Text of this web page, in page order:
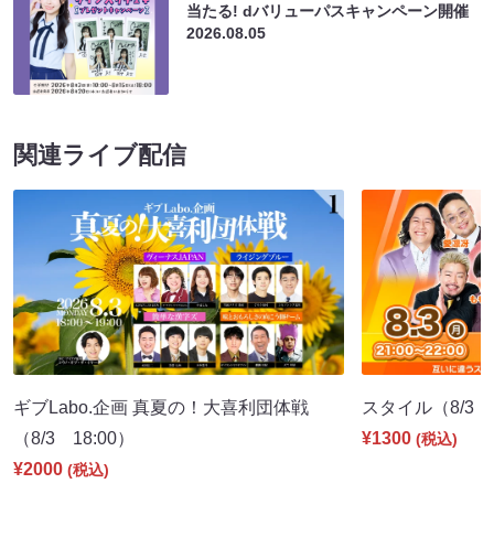
当たる! dバリューパスキャンペーン開催
2026.08.05
関連ライブ配信
ギブLabo.企画 真夏の！大喜利団体戦
（8/3 18:00）
¥2000 (税込)
スタイル（8/3
¥1300 (税込)